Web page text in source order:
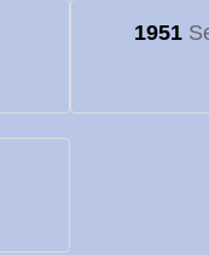
1951